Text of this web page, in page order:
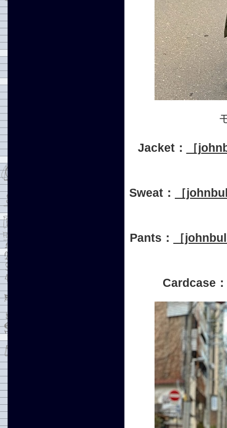
Jacket： ［
Sweat： ［
Pants： ［
Cardcase：